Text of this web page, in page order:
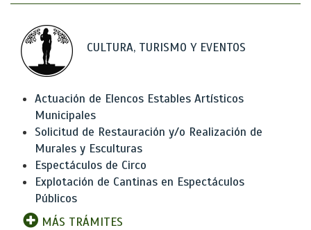
CULTURA, TURISMO Y EVENTOS
Actuación de Elencos Estables Artísticos
Municipales
Solicitud de Restauración y/o Realización de
Murales y Esculturas
Espectáculos de Circo
Explotación de Cantinas en Espectáculos
Públicos
MÁS TRÁMITES